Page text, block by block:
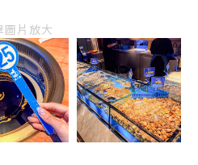
圖片放大